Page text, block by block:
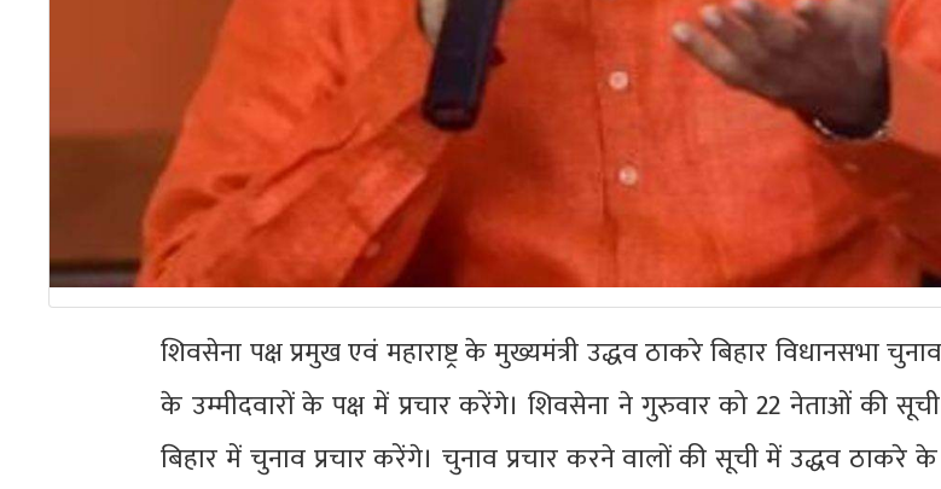
शिवसेना पक्ष प्रमुख एवं महाराष्ट्र के मुख्यमंत्री उद्धव ठाकरे बिहार विधानसभा
के उम्मीदवारों के पक्ष में प्रचार करेंगे। शिवसेना ने गुरुवार को 22 नेताओं की
बिहार में चुनाव प्रचार करेंगे। चुनाव प्रचार करने वालों की सूची में उद्धव ठाकरे